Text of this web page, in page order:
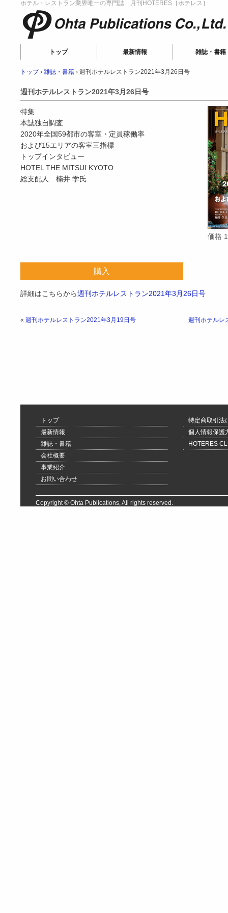
ホテル・レストラン業界唯一の専門誌 月刊HOTERES［ホテレス］
Ohta Publications
トップ 最新情報 雑誌・書籍
トップ › 雑誌・書籍 › 週刊ホテルレストラン2021年3月26日号
週刊ホテルレストラン2021年3月26日号
特集
本誌独自調査
2020年全国59都市の客室・定員稼働率
および15エリアの客室三指標
トップインタビュー
HOTEL THE MITSUI KYOTO
総支配人 楠井 学氏
価格
購入
詳細はこちらから週刊ホテルレストラン2021年3月26日号
« 週刊ホテルレストラン2021年3月19日号 週刊ホテルレ
トップ
最新情報
雑誌・書籍
会社概要
事業紹介
お問い合わせ
特定商取引法
個人情報保護
HOTERES
Copyright © Ohta Publications, All rights reserved.